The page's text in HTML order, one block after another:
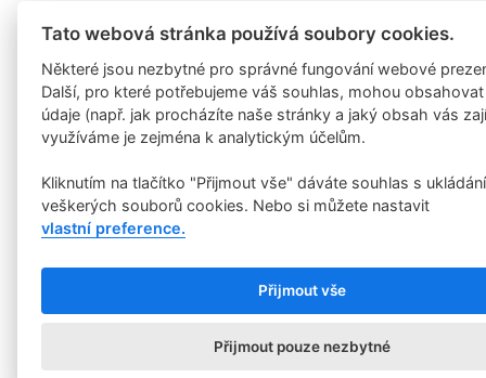
Tato webová stránka používá soubory cookies.
Některé jsou nezbytné pro správné fungování webové
Další, pro které potřebujeme váš souhlas, mohou
údaje (např. jak procházíte naše stránky a jaký obsah vás
využíváme je zejména k analytickým účelům.
Kliknutím na tlačítko "Přijmout vše" dáváte souhlas s
veškerých souborů cookies. Nebo si můžete nastavit
vlastní preference.
Přijmout vše
Přijmout pouze nezbytné